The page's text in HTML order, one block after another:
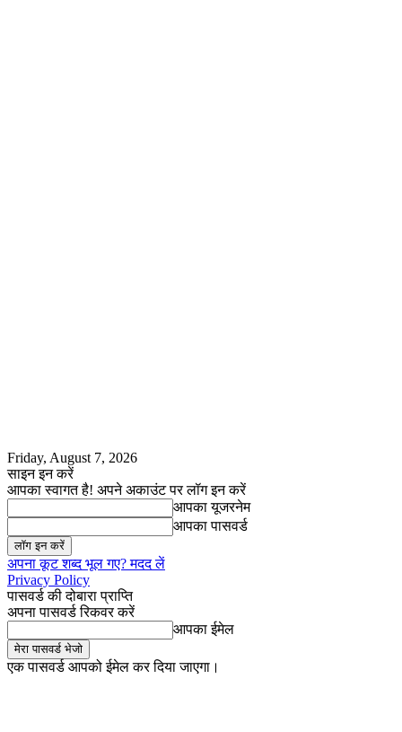
Friday, August 7, 2026
साइन इन करें
आपका स्वागत है! अपने अकाउंट पर लॉग इन करें
आपका यूजरनेम
आपका पासवर्ड
अपना कूट शब्द भूल गए? मदद लें
Privacy Policy
पासवर्ड की दोबारा प्राप्ति
अपना पासवर्ड रिकवर करें
आपका ईमेल
एक पासवर्ड आपको ईमेल कर दिया जाएगा।